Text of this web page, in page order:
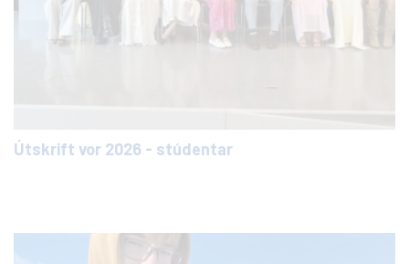
Útskrift vor 2026 - stúdentar